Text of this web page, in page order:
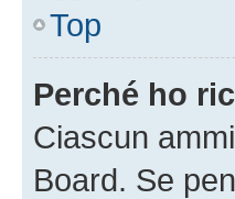
Top
Perché ho
Ciascun
Board. Se